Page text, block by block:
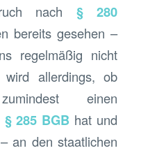
nach § 280
bereits gesehen –
regelmäßig nicht
wird allerdings, ob
einen
§ 285 BGB hat und
an den staatlichen